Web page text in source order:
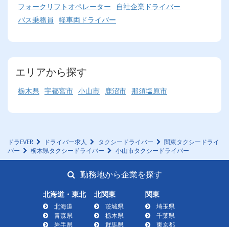
フォークリフトオペレーター
自社企業ドライバー
バス乗務員
軽車両ドライバー
エリアから探す
栃木県 宇都宮市 小山市 鹿沼市 那須塩原市
ドラEVER ドライバー求人 タクシードライバー
関東タクシードライ
バー
栃木県タクシードライバー 小山市タクシードライバー
勤務地から企業を探す
北海道・東北
北海道
青森県
岩手県
北関東
茨城県
栃木県
群馬県
関東
埼玉県
千葉県
東京都